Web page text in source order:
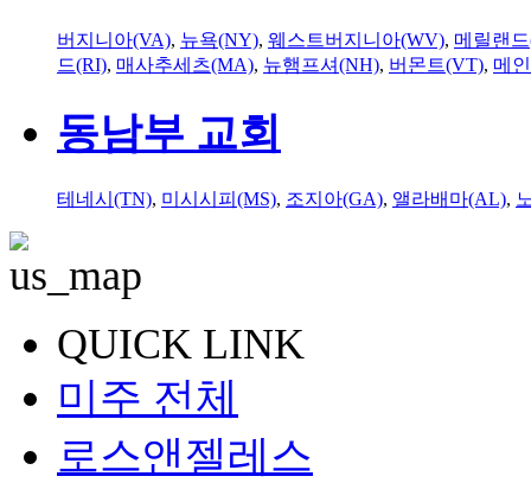
버지니아(VA), 뉴욕(NY), 웨스트버지니아(WV), 메릴랜
드(RI), 매사추세츠(MA), 뉴햄프셔(NH), 버몬트(VT), 메
동남부 교회
테네시(TN), 미시시피(MS), 조지아(GA), 앨라배마(AL),
QUICK LINK
미주 전체
로스앤젤레스